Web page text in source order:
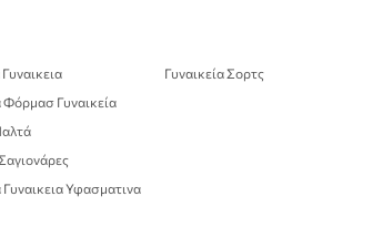
Φόρμασ Γυναικεία
Γυναικεια Υφασματινα
Γυναικεία Σορτς